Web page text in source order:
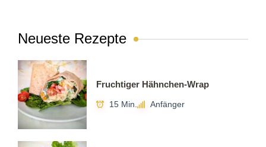
Neueste Rezepte
Fruchtiger Hähnchen-Wrap
15 Min. Anfänger